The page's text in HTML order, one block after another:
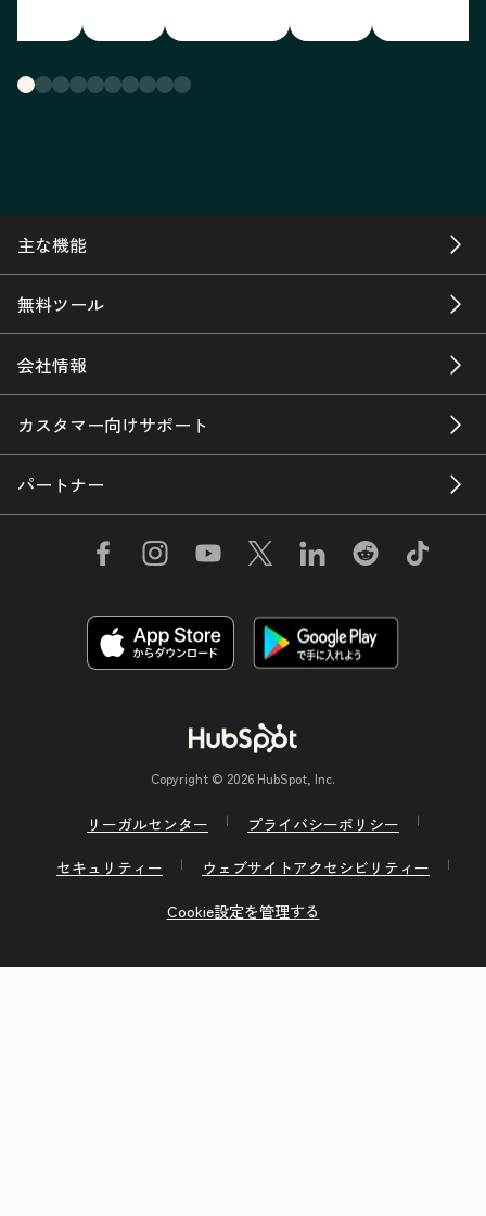
主な機能
無料ツール
会社情報
カスタマー向けサポート
パートナー
Copyright © 2026 HubSpot, Inc.
リーガルセンター
プライバシーポリシー
セキュリティー
ウェブサイトアクセシビリティー
Cookie設定を管理する